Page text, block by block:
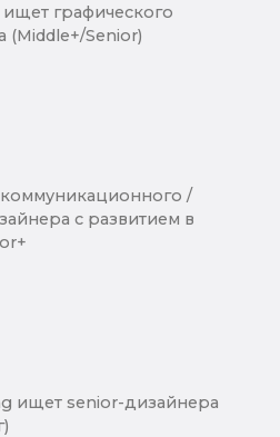
графического
(Middle+/Senior)
/
с развитием в
ищет senior-дизайнера